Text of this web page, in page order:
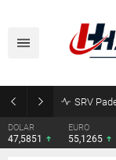
DOLAR
47,5851
EURO
55,1265